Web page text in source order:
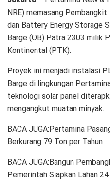
NRE) memasang
dan Battery Energy Storage
Barge (OB) Patra 2303 milik
Kontinental (PTK).
Proyek ini menjadi instalasi
Barge di lingkungan
teknologi solar panel
mengangkut muatan minyak.
BACA JUGA:Pertamina
Berkurang 79 Ton per Tahun
BACA JUGA:Bangun
Pemerintah Siapkan Lahan